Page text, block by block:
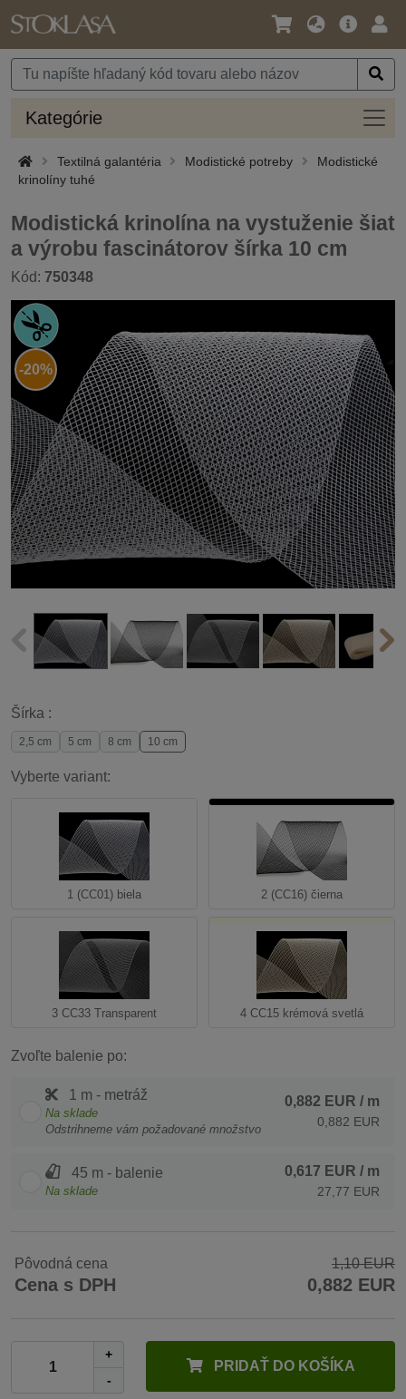
Jazyk
Mena
Hlavná
Kategórie
Textilná galantéria Modistické potreby
Modistické
krinolíny tuhé
Modistická krinolína na vystuženie šiat
a výrobu fascinátorov šírka 10 cm
Kód: 750348
-20%
Šírka :
2,5 cm 5 cm 8 cm 10 cm
Vyberte variant:
1 (CC01) biela 2 (CC16) čierna
3 CC33 Transparent 4 CC15 krémová svetlá
Zvoľte balenie po:
1 m - metráž
Na sklade
Odstrihneme vám požadované množstvo
0,882 EUR / m
0,882 EUR
45 m - balenie
Na sklade
0,617 EUR / m
27,77 EUR
Pôvodná cena 1,10 EUR
Cena s DPH 0,882 EUR
+
-
PRIDAŤ DO KOŠÍKA